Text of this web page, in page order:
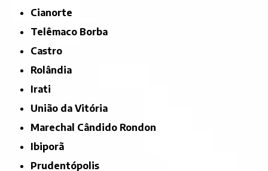
Cianorte
Telêmaco Borba
Castro
Rolândia
Irati
União da Vitória
Marechal Cândido Rondon
Ibiporã
Prudentópolis